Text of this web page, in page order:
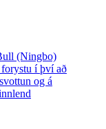
(Ningbo)
í því að
og á